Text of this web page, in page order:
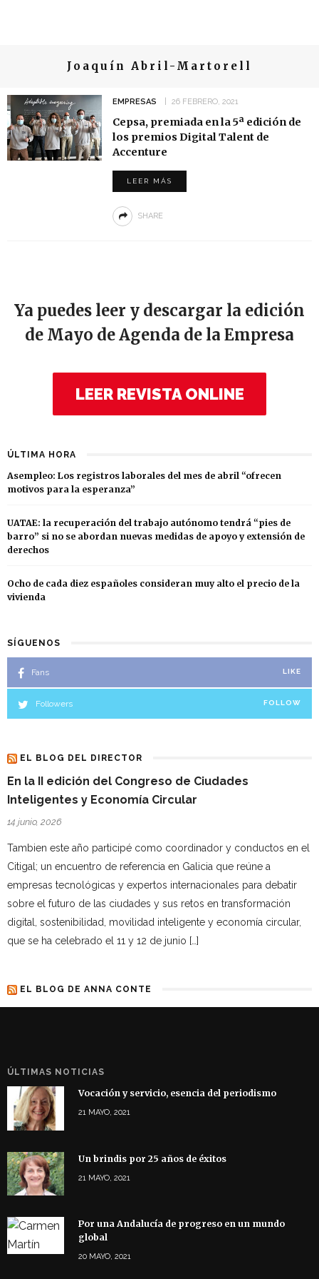
Joaquín Abril-Martorell
EMPRESAS 26 FEBRERO, 2021
Cepsa, premiada en la 5ª edición de
los premios Digital Talent de
Accenture
LEER MÁS
SHARE
Ya puedes leer y descargar la edición
de Mayo de Agenda de la Empresa
LEER REVISTA ONLINE
ÚLTIMA HORA
Asempleo: Los registros laborales del mes de abril “ofrecen
motivos para la esperanza”
UATAE: la recuperación del trabajo autónomo tendrá “pies de
barro” si no se abordan nuevas medidas de apoyo y extensión de
derechos
Ocho de cada diez españoles consideran muy alto el precio de la
vivienda
SÍGUENOS
Fans LIKE
Followers FOLLOW
EL BLOG DEL DIRECTOR
En la II edición del Congreso de Ciudades
Inteligentes y Economía Circular
14 junio, 2026
Tambien este año participé como coordinador y conductos en el
Citigal; un encuentro de referencia en Galicia que reúne a
empresas tecnológicas y expertos internacionales para debatir
sobre el futuro de las ciudades y sus retos en transformación
digital, sostenibilidad, movilidad inteligente y economía circular,
que se ha celebrado el 11 y 12 de junio […]
EL BLOG DE ANNA CONTE
ÚLTIMAS NOTICIAS
Vocación y servicio, esencia del periodismo
21 MAYO, 2021
Un brindis por 25 años de éxitos
21 MAYO, 2021
Por una Andalucía de progreso en un mundo
global
20 MAYO, 2021